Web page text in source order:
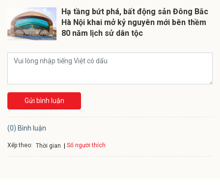
Hạ tầng bứt phá, bất động sản Đông Bắc
Hà Nội khai mở kỷ nguyên mới bên thềm
80 năm lịch sử dân tộc
Gửi bình luận
(0) Bình luận
Xếp theo: Thời gian Số người thích